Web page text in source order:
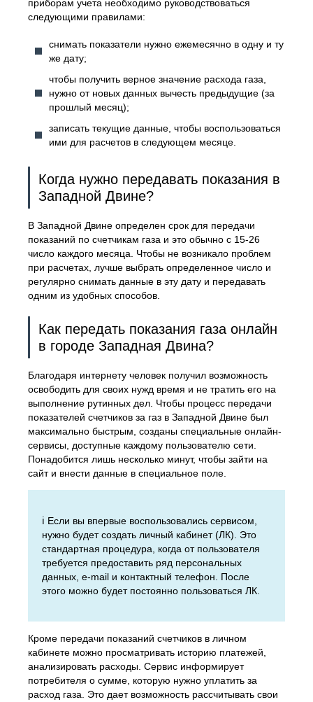
приборам учета необходимо руководствоваться
следующими правилами:
снимать показатели нужно ежемесячно в одну и ту
же дату;
чтобы получить верное значение расхода газа,
нужно от новых данных вычесть предыдущие (за
прошлый месяц);
записать текущие данные, чтобы воспользоваться
ими для расчетов в следующем месяце.
Когда нужно передавать показания в
Западной Двине?
В Западной Двине определен срок для передачи
показаний по счетчикам газа и это обычно с 15-26
число каждого месяца. Чтобы не возникало проблем
при расчетах, лучше выбрать определенное число и
регулярно снимать данные в эту дату и передавать
одним из удобных способов.
Как передать показания газа онлайн
в городе Западная Двина?
Благодаря интернету человек получил возможность
освободить для своих нужд время и не тратить его на
выполнение рутинных дел. Чтобы процесс передачи
показателей счетчиков за газ в Западной Двине был
максимально быстрым, созданы специальные онлайн-
сервисы, доступные каждому пользователю сети.
Понадобится лишь несколько минут, чтобы зайти на
сайт и внести данные в специальное поле.
ℹ️ Если вы впервые воспользовались сервисом,
нужно будет создать личный кабинет (ЛК). Это
стандартная процедура, когда от пользователя
требуется предоставить ряд персональных
данных, e-mail и контактный телефон. После
этого можно будет постоянно пользоваться ЛК.
Кроме передачи показаний счетчиков в личном
кабинете можно просматривать историю платежей,
анализировать расходы. Сервис информирует
потребителя о сумме, которую нужно уплатить за
расход газа. Это дает возможность рассчитывать свои